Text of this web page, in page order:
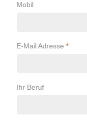
Mobil
E-Mail Adresse *
Ihr Beruf